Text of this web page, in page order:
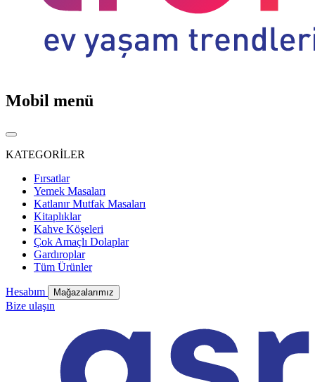
Mobil menü
KATEGORİLER
Fırsatlar
Yemek Masaları
Katlanır Mutfak Masaları
Kitaplıklar
Kahve Köşeleri
Çok Amaçlı Dolaplar
Gardıroplar
Tüm Ürünler
Hesabım Mağazalarımız
Bize ulaşın